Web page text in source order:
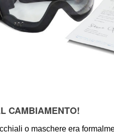
CAMBIAMENTO!
o maschere era